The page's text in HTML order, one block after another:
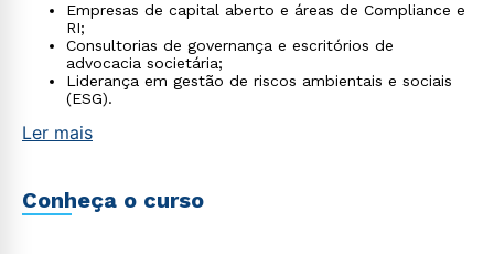
Empresas de capital aberto e áreas de Compliance e
RI;
Consultorias de governança e escritórios de
advocacia societária;
Liderança em gestão de riscos ambientais e sociais
(ESG).
Ler mais
Conheça o curso